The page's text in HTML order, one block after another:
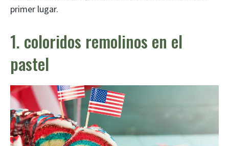
primer lugar.
1. coloridos remolinos en el
pastel